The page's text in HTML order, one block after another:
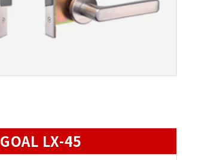
GOAL LX-45